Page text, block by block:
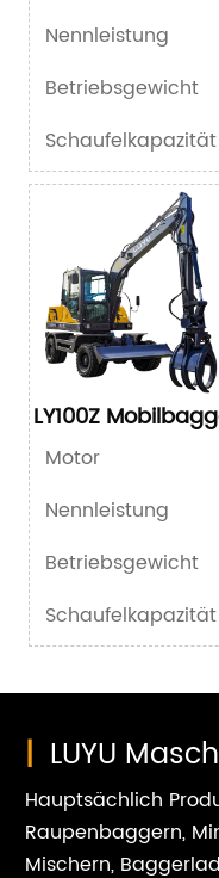
Nennleistung
Betriebsgewicht
Schaufelkapazität
LY100Z
Motor
Nennleistung
Betriebsgewicht
Schaufelkapazität
| LUYU
Hauptsächlich
Raupenbaggern,
Mischern,